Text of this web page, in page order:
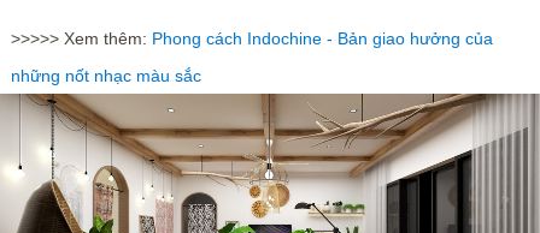
>>>>> Xem thêm: Phong cách Indochine - Bản giao hưởng của
những nốt nhạc màu sắc